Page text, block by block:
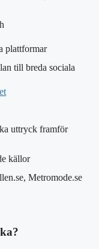
plattformar
till breda sociala
uttryck framför
källor
Metromode.se